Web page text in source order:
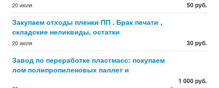
20 июля 50 руб.
Закупаем отходы пленки ПП . Брак печати ,
складские неликвиды, остатки
20 июля 30 руб.
Завод по переработке пластмасс: покупаем
лом полипропиленовых паллет и
1 000 руб.